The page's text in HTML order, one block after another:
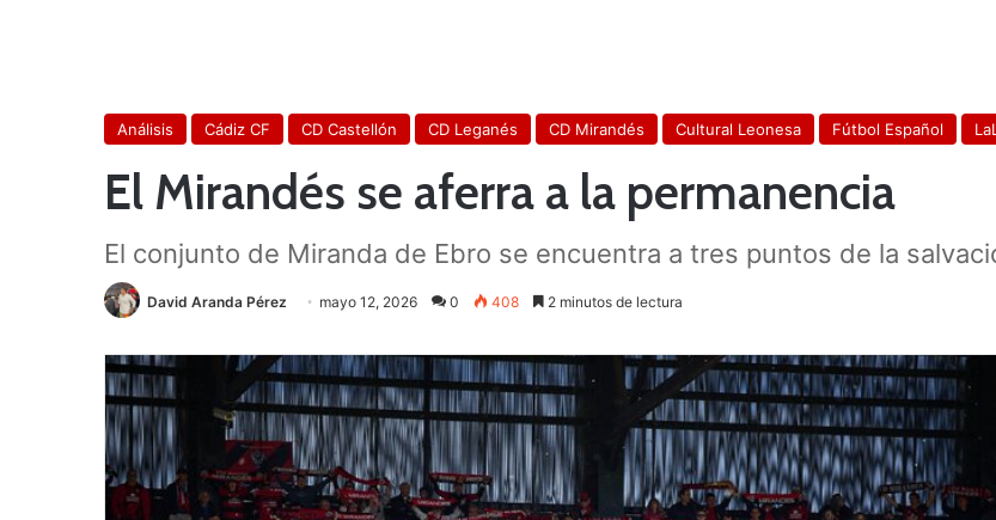
Análisis Cádiz CF CD Castellón CD Leganés CD Mirandés Cultural Leonesa Fútbol Español
El Mirandés se aferra a la permanencia
El conjunto de Miranda de Ebro se encuentra a tres puntos de la
David Aranda Pérez mayo 12, 2026 0 408 2 minutos de lectura